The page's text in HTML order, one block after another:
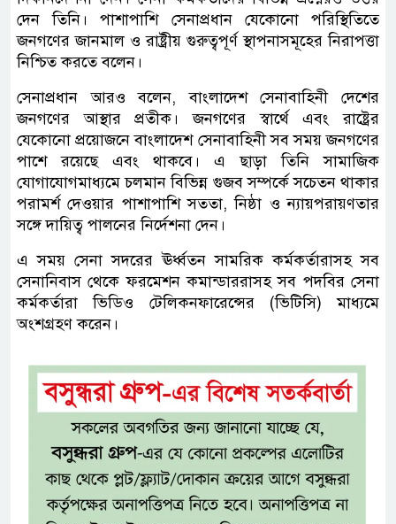
দেন তিনি। পাশাপাশি সেনাপ্রধান যেকোনো পরিস্থিতিতে
জনগণের জানমাল ও রাষ্ট্রীয় গুরুত্বপূর্ণ স্থাপনাসমূহের নিরাপত্তা
নিশ্চিত করতে বলেন।
সেনাপ্রধান আরও বলেন, বাংলাদেশ সেনাবাহিনী দেশের
জনগণের আস্থার প্রতীক। জনগণের স্বার্থে এবং রাষ্ট্রের
যেকোনো প্রয়োজনে বাংলাদেশ সেনাবাহিনী সব সময় জনগণের
পাশে রয়েছে এবং থাকবে। এ ছাড়া তিনি সামাজিক
যোগাযোগমাধ্যমে চলমান বিভিন্ন গুজব সম্পর্কে সচেতন থাকার
পরামর্শ দেওয়ার পাশাপাশি সততা, নিষ্ঠা ও ন্যায়পরায়ণতার
সঙ্গে দায়িত্ব পালনের নির্দেশনা দেন।
এ সময় সেনা সদরের ঊর্ধ্বতন সামরিক কর্মকর্তারাসহ সব
সেনানিবাস থেকে ফরমেশন কমান্ডাররাসহ সব পদবির সেনা
কর্মকর্তারা ভিডিও টেলিকনফারেন্সের (ভিটিসি) মাধ্যমে
অংশগ্রহণ করেন।